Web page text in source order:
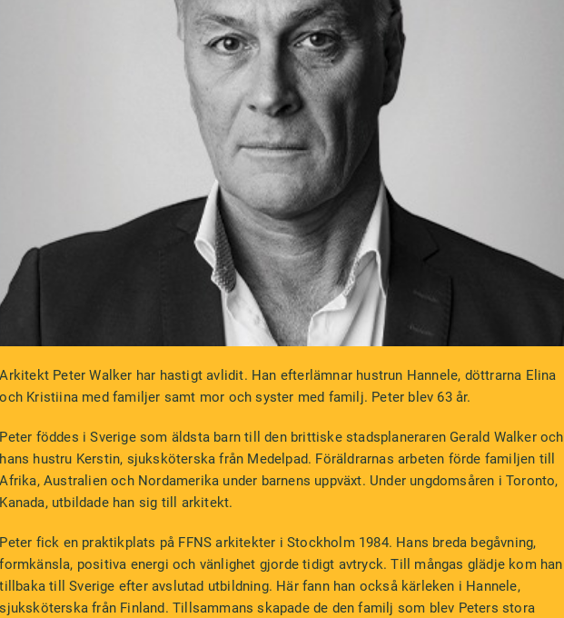
Arkitekt Peter Walker har hastigt avlidit. Han efterlämnar hustrun Hannele, döttrarna Elina
och Kristiina med familjer samt mor och syster med familj. Peter blev 63 år.
Peter föddes i Sverige som äldsta barn till den brittiske stadsplaneraren Gerald Walker och
hans hustru Kerstin, sjuksköterska från Medelpad. Föräldrarnas arbeten förde familjen till
Afrika, Australien och Nordamerika under barnens uppväxt. Under ungdomsåren i Toronto,
Kanada, utbildade han sig till arkitekt.
Peter fick en praktikplats på FFNS arkitekter i Stockholm 1984. Hans breda begåvning,
formkänsla, positiva energi och vänlighet gjorde tidigt avtryck. Till mångas glädje kom han
tillbaka till Sverige efter avslutad utbildning. Här fann han också kärleken i Hannele,
sjuksköterska från Finland. Tillsammans skapade de den familj som blev Peters stora